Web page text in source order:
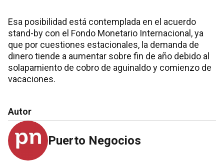
Esa posibilidad está contemplada en el acuerdo
stand-by con el Fondo Monetario Internacional, ya
que por cuestiones estacionales, la demanda de
dinero tiende a aumentar sobre fin de año debido al
solapamiento de cobro de aguinaldo y comienzo de
vacaciones.
Autor
Puerto Negocios